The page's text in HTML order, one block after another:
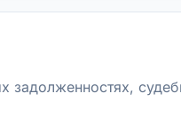
задолженностях,